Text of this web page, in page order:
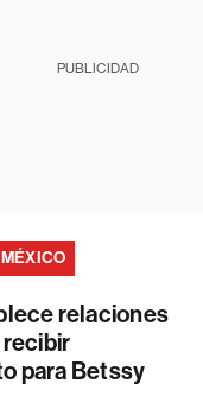
PUBLICIDAD
relaciones
para Betssy